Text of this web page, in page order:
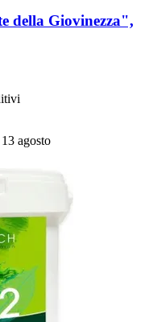
della Giovinezza",
agosto